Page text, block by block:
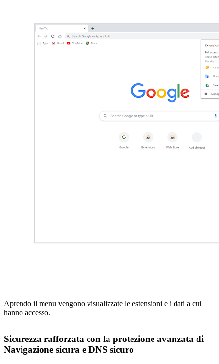
Aprendo il menu vengono visualizzate le estensioni e i dati a cui
hanno accesso.
Sicurezza rafforzata con la protezione avanzata di
Navigazione sicura e DNS sicuro